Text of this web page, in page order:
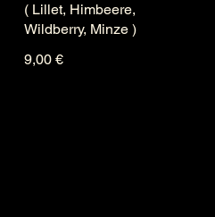
( Lillet, Himbeere,
Wildberry, Minze )
9,00 €